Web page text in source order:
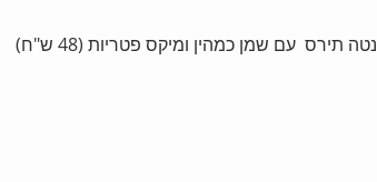
תירס  עם שמן כמהין ומיקס פטריות (48 ש"ח)